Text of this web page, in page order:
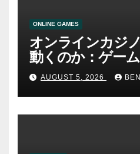
ONLINE GAMES
オンラインカジ
動くのか：ゲー
みAUGUST 5, 2026